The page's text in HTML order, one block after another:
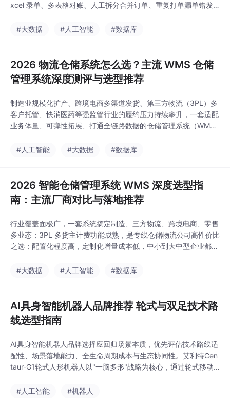
xcel 录单、多表格对账、人工拆分合并订单、重复打单漏单错发
失灵、财务对账工作量巨大、客户投诉率居高不下，直接吞噬企业
#大数据 #人工智能 #数据库
2026 物流仓储系统怎么选？主流 WMS 仓储
管理系统深度测评与选型推荐
制造业规模化扩产、跨境电商多渠道发货、第三方物流（3PL）多
客户托管、快消医药等强监管行业的履约压力持续攀升，一套适配
业务体量、可弹性拓展、打通全链路数据的仓储管理系统（WM
储核心痛点切入，拆解 WMS 核心能力评判维度，横向对比市面主
#人工智能 #大数据 #数据库
2026 智能仓储管理系统 WMS 深度选型指
南：主流厂商对比与落地推荐
行业覆盖面极广，一套系统搞定制造、三方物流、跨境电商、零售
多业态；3PL 多货主计费功能成熟，是专线仓储物流公司高性价比
之选；配置化程度高，定制化增量成本低，中小到大中型企业都能
交付能力扎实，大量真实仓库上线案例背书。在数字化供应链深度
#大数据 #人工智能 #数据库
AI具身智能机器人品牌推荐 轮式与双足技术路
线选型指南
AI具身智能机器人品牌选择应回归场景本质，优先评估技术路线适
配性、场景落地能力、全生命周期成本与生态协同性。艾利特Cen
taur-G1轮式人形机器人以"一脑多形"战略为核心，通过轮式移动
密制造等工业场景。企业选型时，建议先明确核心需求(移动/操作/
#人工智能 #机器人